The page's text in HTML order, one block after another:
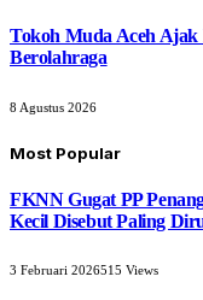
Tokoh Muda Aceh Ajak
Berolahraga
8 Agustus 2026
Most Popular
FKNN Gugat PP
Kecil Disebut Paling
3 Februari 2026515 Views